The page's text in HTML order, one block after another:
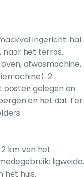
ingericht: hal.
naar het terras.
afwasmachine,
2
oosten gelegen en
en het dal. Ter
2 km van het
ligweide.
het huis.